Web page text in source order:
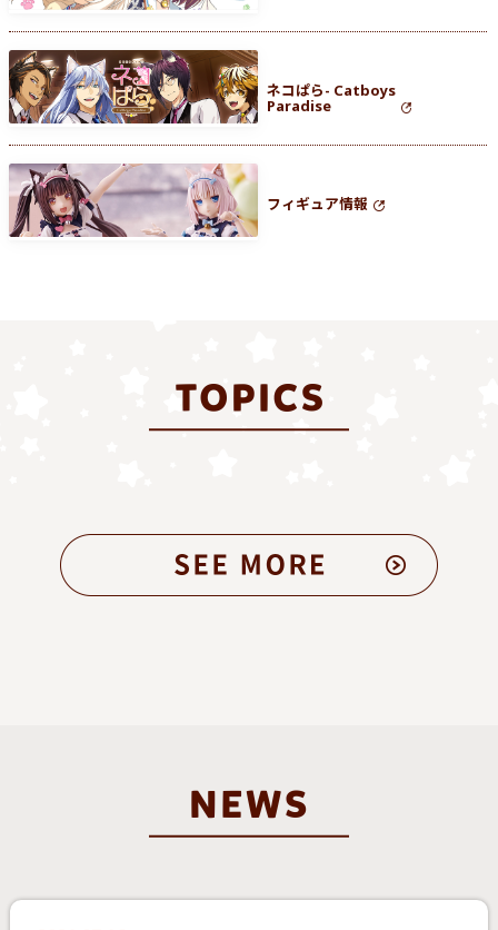
ネコぱら- Catboys
Paradise
フィギュア情報